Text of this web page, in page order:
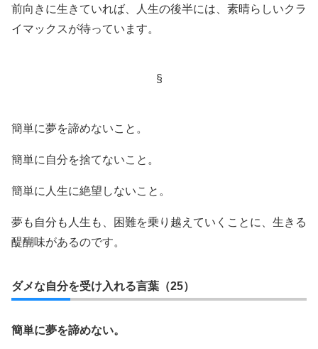
前向きに生きていれば、人生の後半には、素晴らしいクラ
イマックスが待っています。
§
簡単に夢を諦めないこと。
簡単に自分を捨てないこと。
簡単に人生に絶望しないこと。
夢も自分も人生も、困難を乗り越えていくことに、生きる
醍醐味があるのです。
ダメな自分を受け入れる言葉（25）
簡単に夢を諦めない。